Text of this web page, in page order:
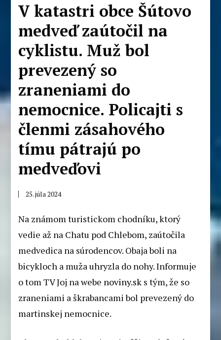
V katastri obce Šútovo
medveď zaútočil na
cyklistu. Muž bol
prevezený so
zraneniami do
nemocnice. Policajti s
členmi zásahového
tímu pátrajú po
medveďovi
25. júla 2024
Na známom turistickom chodníku, ktorý
vedie až na Chatu pod Chlebom, zaútočila
medvedica na súrodencov. Obaja boli na
bicykloch a muža uhryzla do nohy. Informuje
o tom TV Joj na webe noviny.sk s tým, že so
zraneniami a škrabancami bol prevezený do
martinskej nemocnice.